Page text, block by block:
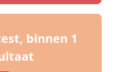
binnen 1